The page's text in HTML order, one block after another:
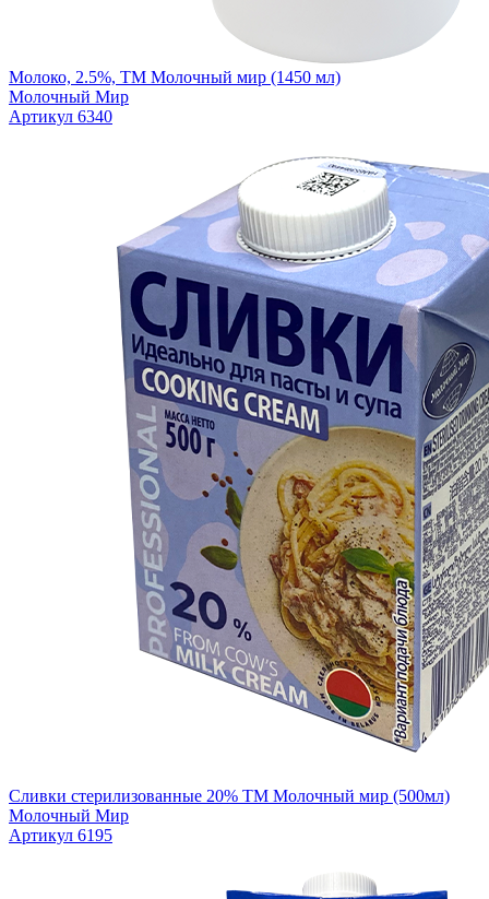
Молоко, 2.5%, ТМ Молочный мир (1450 мл)
Молочный Мир
Артикул 6340
Сливки стерилизованные 20% ТМ Молочный мир (500мл)
Молочный Мир
Артикул 6195